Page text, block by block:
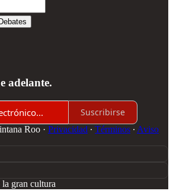
Debates
adelante.
Suscribirse
Roo · Privacidad ∙ Términos ∙ Aviso
la gran cultura